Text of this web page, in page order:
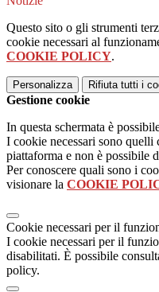
Questo sito o gli strumenti
cookie necessari al
COOKIE POLICY.
Personalizza Rifiuta tutti i
Gestione cookie
In questa schermata è
I cookie necessari sono
piattaforma e non è possibile
Per conoscere quali sono i
visionare la COOKIE
Cookie necessari per il
I cookie necessari per il
disabilitati. È possibile
policy.